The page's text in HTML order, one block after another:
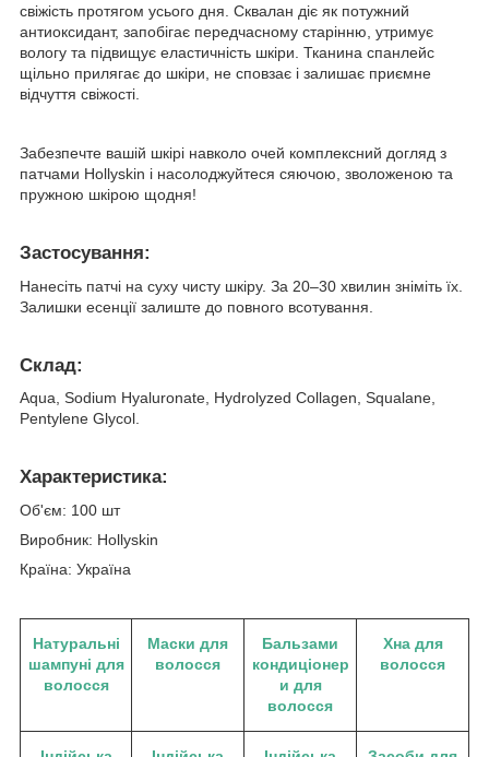
свіжість протягом усього дня. Сквалан діє як потужний
антиоксидант, запобігає передчасному старінню, утримує
вологу та підвищує еластичність шкіри. Тканина спанлейс
щільно прилягає до шкіри, не сповзає і залишає приємне
відчуття свіжості.
Забезпечте вашій шкірі навколо очей комплексний догляд з
патчами Hollyskin і насолоджуйтеся сяючою, зволоженою та
пружною шкірою щодня!
Застосування:
Нанесіть патчі на суху чисту шкіру. За 20–30 хвилин зніміть їх.
Залишки есенції залиште до повного всотування.
Склад:
Aqua, Sodium Hyaluronate, Hydrolyzed Collagen, Squalane,
Pentylene Glycol.
Характеристика:
Об'єм: 100 шт
Виробник: Hollyskin
Країна: Україна
Натуральні
шампуні для
волосся
Маски для
волосся
Бальзами
кондиціонер
и для
волосся
Хна для
волосся